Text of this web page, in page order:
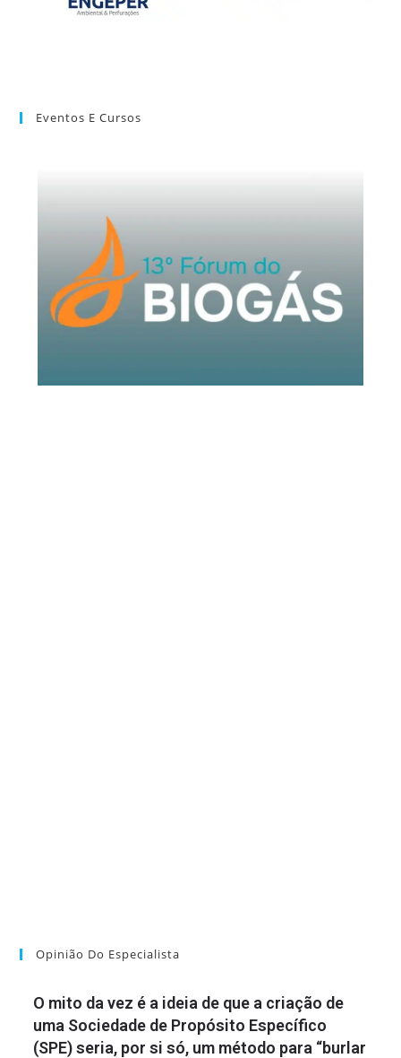
Eventos E Cursos
Opinião Do Especialista
O mito da vez é a ideia de que a criação de
uma Sociedade de Propósito Específico
(SPE) seria, por si só, um método para “burlar